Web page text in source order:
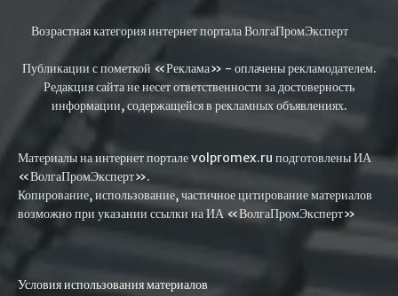
Возрастная категория интернет портала ВолгаПромЭксперт
Публикации с пометкой «Реклама» - оплачены рекламодателем.
Редакция сайта не несет ответственности за достоверность
информации, содержащейся в рекламных объявлениях.
Материалы на интернет портале volpromex.ru подготовлены ИА
«ВолгаПромЭксперт».
Копирование, использование, частичное цитирование материалов
возможно при указании ссылки на ИА «ВолгаПромЭксперт»
Условия использования материалов